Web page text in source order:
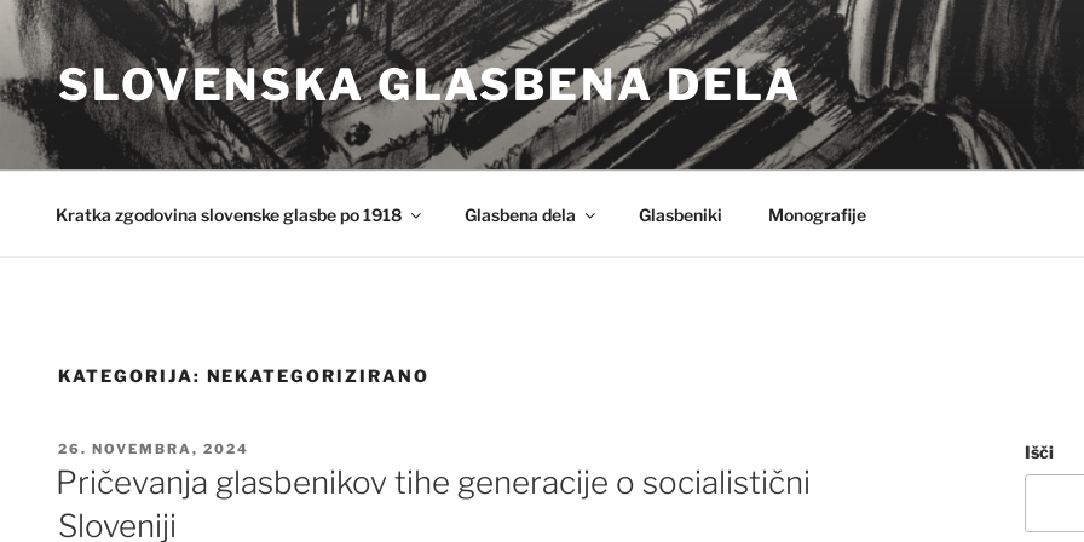
Skoči
na
vsebinoSLOVENSKA GLASBENA DELA
Kratka zgodovina slovenske glasbe po 1918 Glasbena dela Glasbeniki Monografije
KATEGORIJA: NEKATEGORIZIRANO
OBJAVLJENO
DNE
26. NOVEMBRA, 2024
Pričevanja glasbenikov tihe generacije o socialistični
Sloveniji
Išči